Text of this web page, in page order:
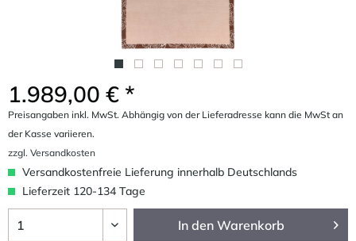
1.989,00 € *
Preisangaben inkl. MwSt. Abhängig von der Lieferadresse kann die MwSt an
der Kasse variieren.
zzgl. Versandkosten
Versandkostenfreie Lieferung innerhalb Deutschlands
Lieferzeit 120-134 Tage
In den Warenkorb